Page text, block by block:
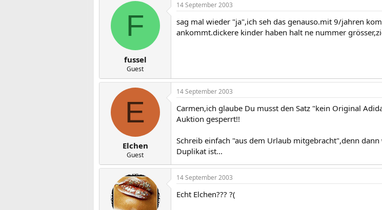
F
fussel
Guest
14 September 2003
sag mal wieder "ja",ich seh das genauso.mit 9/jahren
ankommt.dickere kinder haben halt ne nummer
E
Elchen
Guest
14 September 2003
Carmen,ich glaube Du musst den Satz "kein Original
Auktion gesperrt!!
Schreib einfach "aus dem Urlaub mitgebracht",denn
Duplikat ist...
14 September 2003
Echt Elchen??? ?(